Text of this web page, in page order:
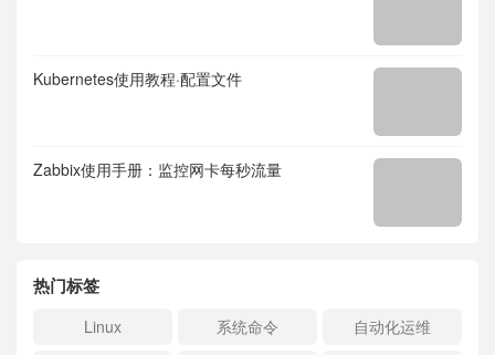
Kubernetes使用教程·配置文件
Zabbix使用手册：监控网卡每秒流量
热门标签
Linux 系统命令 自动化运维